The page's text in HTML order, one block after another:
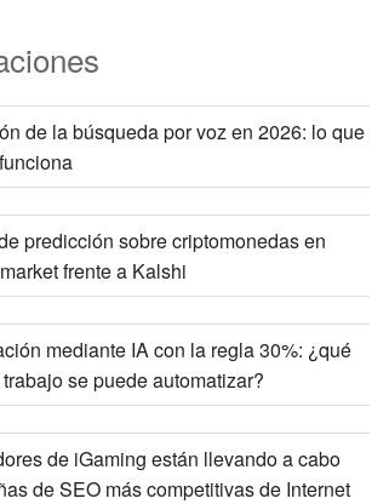
de la búsqueda por voz en 2026: lo que
predicción sobre criptomonedas en
frente a Kalshi
mediante IA con la regla 30%: ¿qué
se puede automatizar?
de iGaming están llevando a cabo
de SEO más competitivas de Internet